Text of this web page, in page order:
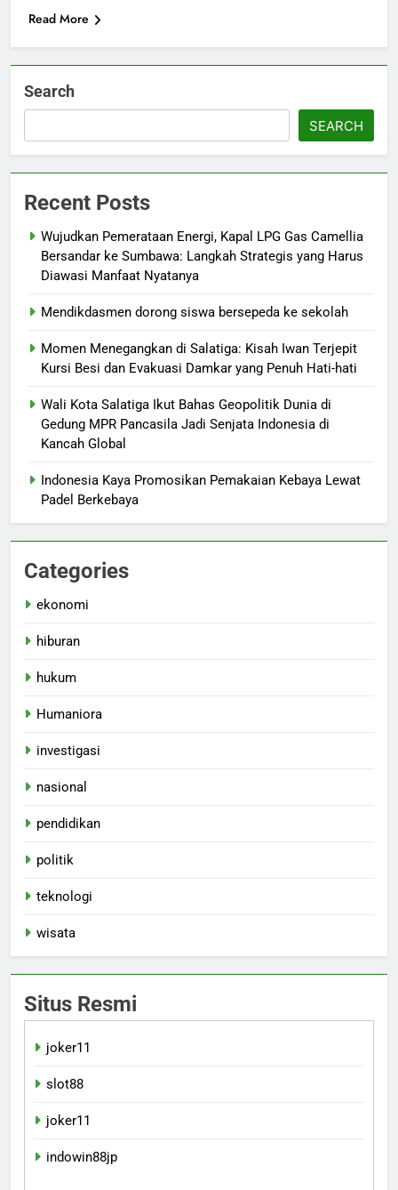
Read More
Search
SEARCH
Recent Posts
Wujudkan Pemerataan Energi, Kapal LPG Gas Camellia
Bersandar ke Sumbawa: Langkah Strategis yang Harus
Diawasi Manfaat Nyatanya
Mendikdasmen dorong siswa bersepeda ke sekolah
Momen Menegangkan di Salatiga: Kisah Iwan Terjepit
Kursi Besi dan Evakuasi Damkar yang Penuh Hati-hati
Wali Kota Salatiga Ikut Bahas Geopolitik Dunia di
Gedung MPR Pancasila Jadi Senjata Indonesia di
Kancah Global
Indonesia Kaya Promosikan Pemakaian Kebaya Lewat
Padel Berkebaya
Categories
ekonomi
hiburan
hukum
Humaniora
investigasi
nasional
pendidikan
politik
teknologi
wisata
Situs Resmi
joker11
slot88
joker11
indowin88jp